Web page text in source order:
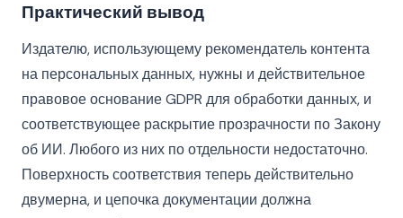
Практический вывод
Издателю, использующему рекомендатель контента
на персональных данных, нужны и действительное
правовое основание GDPR для обработки данных, и
соответствующее раскрытие прозрачности по Закону
об ИИ. Любого из них по отдельности недостаточно.
Поверхность соответствия теперь действительно
двумерна, и цепочка документации должна